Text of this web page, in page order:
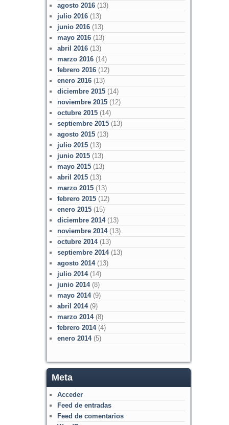
agosto 2016(13)
julio 2016(13)
junio 2016(13)
mayo 2016(13)
abril 2016(13)
marzo 2016(14)
febrero 2016(12)
enero 2016(13)
diciembre 2015(14)
noviembre 2015(12)
octubre 2015(14)
septiembre 2015(13)
agosto 2015(13)
julio 2015(13)
junio 2015(13)
mayo 2015(13)
abril 2015(13)
marzo 2015(13)
febrero 2015(12)
enero 2015(15)
diciembre 2014(13)
noviembre 2014(13)
octubre 2014(13)
septiembre 2014(13)
agosto 2014(13)
julio 2014(14)
junio 2014(8)
mayo 2014(9)
abril 2014(9)
marzo 2014(8)
febrero 2014(4)
enero 2014(5)
Meta
Acceder
Feed de entradas
Feed de comentarios